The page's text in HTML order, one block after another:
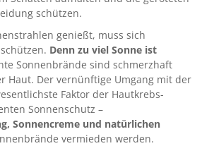
schützen.
genießt, muss sich
Denn zu viel Sonne ist
Sonnenbrände sind schmerzhaft
Haut. Der vernünftige Umgang mit der
Faktor der Hautkrebs-
Sonnenschutz –
Sonnencreme und natürlichen
vermieden werden.